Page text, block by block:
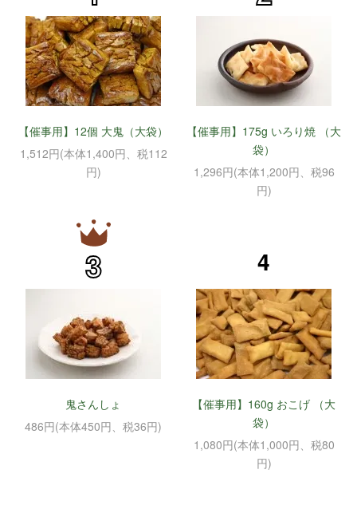
【催事用】12個 大鬼（大袋）
1,512円(本体1,400円、税112
円)
【催事用】175g いろり焼 （大
袋）
1,296円(本体1,200円、税96
円)
3
鬼さんしょ
486円(本体450円、税36円)
4
【催事用】160g おこげ （大
袋）
1,080円(本体1,000円、税80
円)